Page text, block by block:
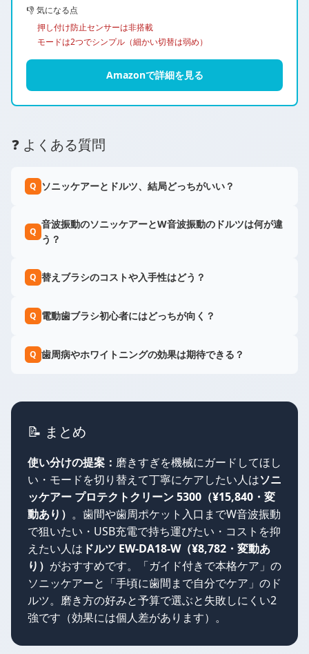
👎 気になる点
押し付け防止センサーは非搭載
モードは2つでシンプル（細かい切替は弱め）
Amazonで詳細を見る
❓ よくある質問
Q ソニッケアーとドルツ、結局どっちがいい？
Q
音波振動のソニッケアーとW音波振動のドルツは何が違
う？
Q 替えブラシのコストや入手性はどう？
Q 電動歯ブラシ初心者にはどっちが向く？
Q 歯周病やホワイトニングの効果は期待できる？
📝 まとめ
使い分けの提案： 磨きすぎを機械にガードしてほし
い・モードを切り替えて丁寧にケアしたい人はソニ
ッケアー プロテクトクリーン 5300（¥15,840・変
動あり） 。歯間や歯周ポケット入口までW音波振動
で狙いたい・USB充電で持ち運びたい・コストを抑
えたい人は ドルツ EW-DA18-W（¥8,782・変動あ
り） がおすすめです。「ガイド付きで本格ケア」の
ソニッケアーと「手頃に歯間まで自分でケア」のド
ルツ。磨き方の好みと予算で選ぶと失敗しにくい2
強です（効果には個人差があります）。